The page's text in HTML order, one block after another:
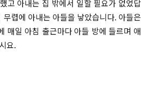
고 아내는 집 밖에서 일할 필요가 없었답
렵에 아내는 아들을 낳았습니다. 아들은
매일 아침 출근마다 아들 방에 들르며 애
요.